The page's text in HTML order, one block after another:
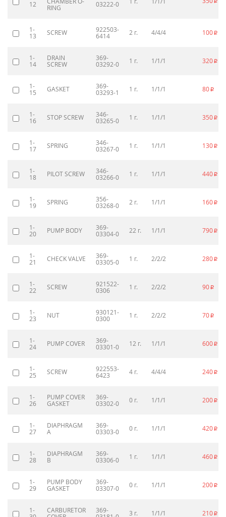
12
RING
03222-0
p
1-
13
SCREW
922503-
6414
2 г. 4/4/4 100 p
1-
14
DRAIN
SCREW
369-
03292-0
1 г. 1/1/1 320 p
1-
15
GASKET
369-
03293-1
1 г. 1/1/1 80 p
1-
16
STOP SCREW
346-
03265-0
1 г. 1/1/1 350 p
1-
17
SPRING
346-
03267-0
1 г. 1/1/1 130 p
1-
18
PILOT SCREW
346-
03266-0
1 г. 1/1/1 440 p
1-
19
SPRING
356-
03268-0
2 г. 1/1/1 160 p
1-
20
PUMP BODY
369-
03304-0
22 г. 1/1/1 790 p
1-
21
CHECK VALVE
369-
03305-0
1 г. 2/2/2 280 p
1-
22
SCREW
921522-
0306
1 г. 2/2/2 90 p
1-
23
NUT
930121-
0300
1 г. 2/2/2 70 p
1-
24
PUMP COVER
369-
03301-0
12 г. 1/1/1 600 p
1-
25
SCREW
922553-
6423
4 г. 4/4/4 240 p
1-
26
PUMP COVER
GASKET
369-
03302-0
0 г. 1/1/1 200 p
1-
27
DIAPHRAGM
A
369-
03303-0
0 г. 1/1/1 420 p
1-
28
DIAPHRAGM
B
369-
03306-0
1 г. 1/1/1 460 p
1-
29
PUMP BODY
GASKET
369-
03307-0
0 г. 1/1/1 200 p
1-
CARBURETOR
369-
3 г. 1/1/1 210 p